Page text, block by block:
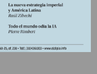
DC, julio de 2022.